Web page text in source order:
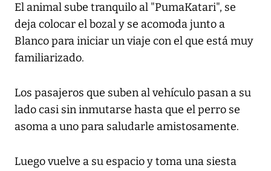
El animal sube tranquilo al "PumaKatari", se
deja colocar el bozal y se acomoda junto a
Blanco para iniciar un viaje con el que está muy
familiarizado.
Los pasajeros que suben al vehículo pasan a su
lado casi sin inmutarse hasta que el perro se
asoma a uno para saludarle amistosamente.
Luego vuelve a su espacio y toma una siesta